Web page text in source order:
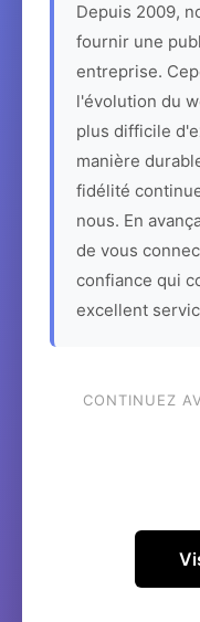
Depuis 2009,
fournir une
entreprise.
l'évolution du
plus difficile
manière
fidélité
nous. En
de vous
confiance qui
excellent
CONTINUEZ